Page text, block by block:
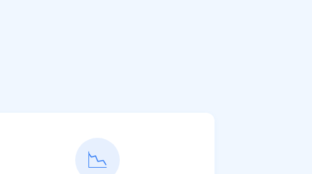
📉